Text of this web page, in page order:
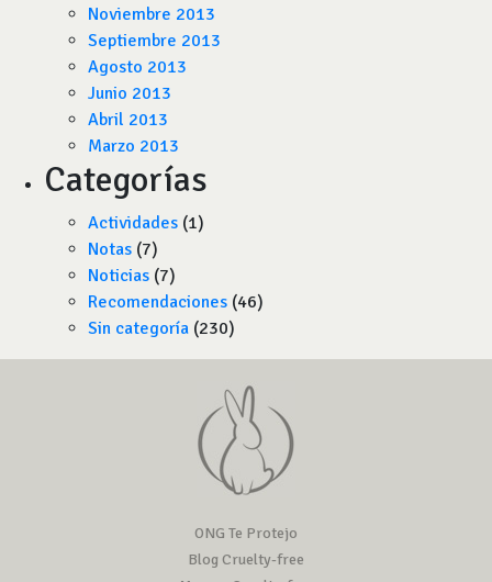
Noviembre 2013
Septiembre 2013
Agosto 2013
Junio 2013
Abril 2013
Marzo 2013
Categorías
Actividades (1)
Notas (7)
Noticias (7)
Recomendaciones (46)
Sin categoría (230)
ONG Te Protejo
Blog Cruelty-free